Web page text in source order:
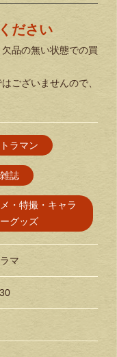
ださい
品の無い状態での買
ございませんので、
ラマン
誌
・特撮・キャラ
グッズ
マ